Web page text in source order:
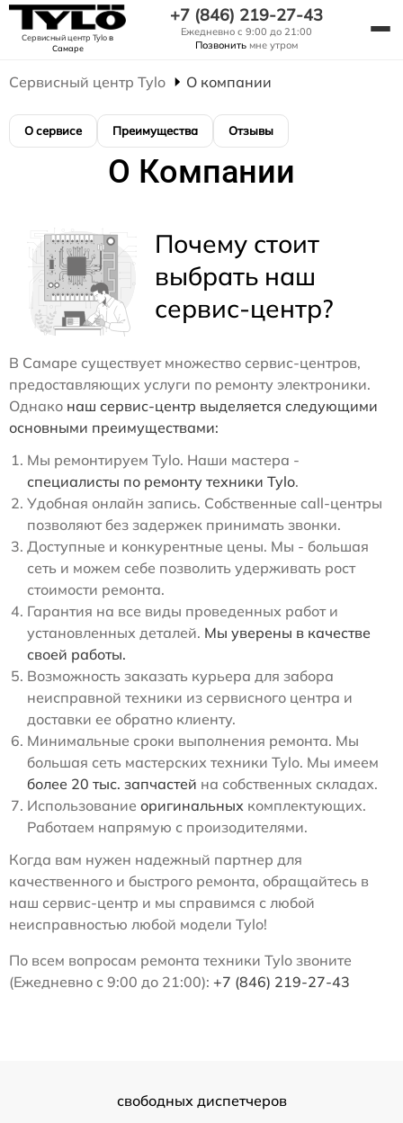
Сервисный центр Tyloв
Самаре
+7 (846) 219-27-43
Ежедневно с 9:00 до 21:00
Позвонить мне утром
Сервисный центр Tylo О компании
О сервисе Преимущества Отзывы
О Компании
Почему стоит
выбрать наш
сервис-центр?
В Самаре существует множество сервис-центров,
предоставляющих услуги по ремонту электроники.
Однако наш сервис-центр выделяется следующими
основными преимуществами:
Мы ремонтируем Tylo. Наши мастера -
специалисты по ремонту техники Tylo.
Удобная онлайн запись. Собственные call-центры
позволяют без задержек принимать звонки.
Доступные и конкурентные цены. Мы - большая
сеть и можем себе позволить удерживать рост
стоимости ремонта.
Гарантия на все виды проведенных работ и
установленных деталей. Мы уверены в качестве
своей работы.
Возможность заказать курьера для забора
неисправной техники из сервисного центра и
доставки ее обратно клиенту.
Минимальные сроки выполнения ремонта. Мы
большая сеть мастерских техники Tylo. Мы имеем
более 20 тыс. запчастей на собственных складах.
Использование оригинальных комплектующих.
Работаем напрямую с произодителями.
Когда вам нужен надежный партнер для
качественного и быстрого ремонта, обращайтесь в
наш сервис-центр и мы справимся с любой
неисправностью любой модели Tylo!
По всем вопросам ремонта техники Tylo звоните
(Ежедневно с 9:00 до 21:00): +7 (846) 219-27-43
свободных диспетчеров